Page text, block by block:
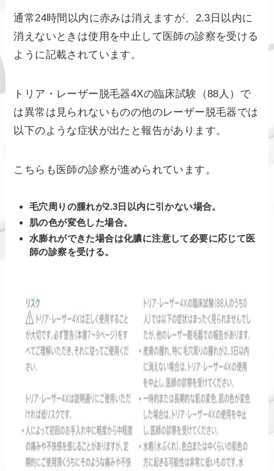
通常24時間以内に赤みは消えますが、2.3日以内に
消えないときは使用を中止して医師の診察を受ける
ように記載されています。
トリア・レーザー脱毛器4Xの臨床試験（88人）で
は異常は見られないものの他のレーザー脱毛器では
以下のような症状が出たと報告があります。
こちらも医師の診察が進められています。
毛穴周りの腫れが2.3日以内に引かない場合。
肌の色が変色した場合。
水膨れができた場合は化膿に注意して必要に応じて医
師の診察を受ける。